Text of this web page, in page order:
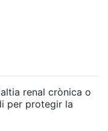
renal crònica o
per protegir la